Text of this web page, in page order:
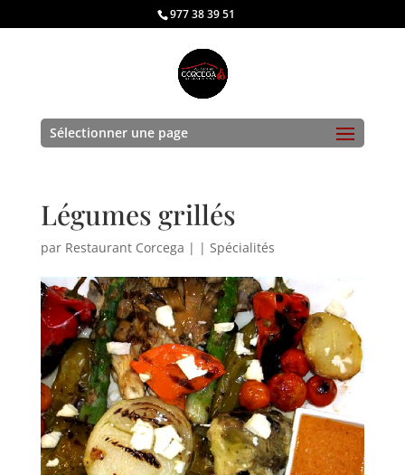
977 38 39 51
Sélectionner une page
Légumes grillés
par Restaurant Corcega | | Spécialités